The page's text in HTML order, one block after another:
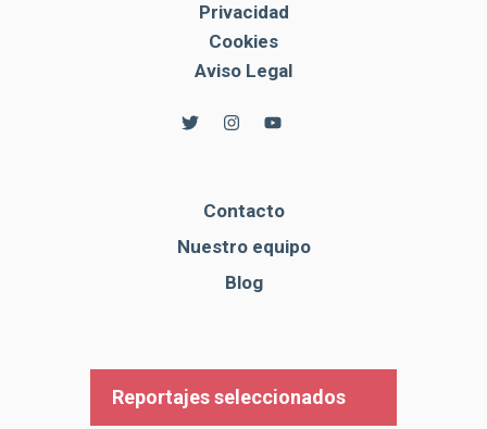
Privacidad
Cookies
Aviso Legal
Contacto
Nuestro equipo
Blog
Reportajes seleccionados